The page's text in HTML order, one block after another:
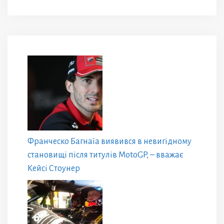
Франческо Багнаїа виявився в невигідному
становищі після титулів MotoGP, – вважає
Кейсі Стоунер